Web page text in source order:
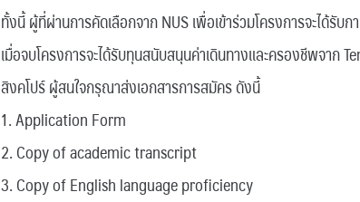
ทั้งนี้ ผู้ที่ผ่านการคัดเลือกจาก NUS เพื่อเข้าร่วมโครงการจะได้รั
เมื่อจบโครงการจะได้รับทุนสนับสนุนค่าเดินทางและครองชีพจาก
สิงคโปร์ ผู้สนใจกรุณาส่งเอกสารการสมัคร ดังนี้
1. Application Form
2. Copy of academic transcript
3. Copy of English language proficiency